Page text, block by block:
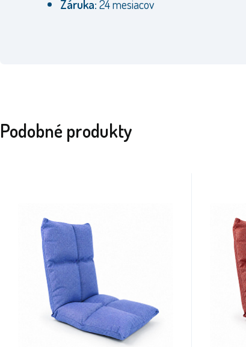
Záruka:24 mesiacov
Podobné produkty